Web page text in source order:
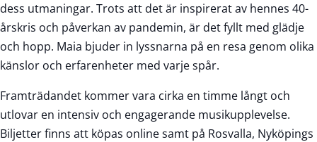
dess utmaningar. Trots att det är inspirerat av hennes 40-
årskris och påverkan av pandemin, är det fyllt med glädje
och hopp. Maia bjuder in lyssnarna på en resa genom olika
känslor och erfarenheter med varje spår.
Framträdandet kommer vara cirka en timme långt och
utlovar en intensiv och engagerande musikupplevelse.
Biljetter finns att köpas online samt på Rosvalla, Nyköpings